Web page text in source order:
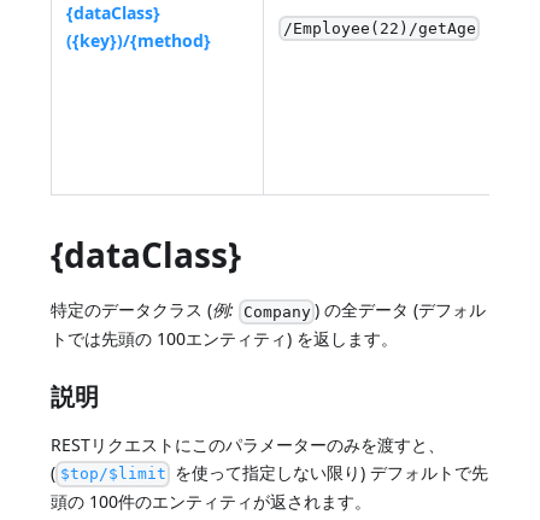
{dataClass}
({key})/{method}
/Employee(22)/getAge
{dataClass}
特定のデータクラス (例: Company ) の全データ (デフォル
トでは先頭の 100エンティティ) を返します。
説明
RESTリクエストにこのパラメーターのみを渡すと、
( $top/$limit を使って指定しない限り) デフォルトで先
頭の 100件のエンティティが返されます。